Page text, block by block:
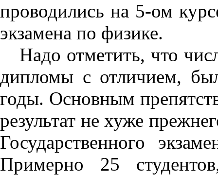
проводились на 5-ом
экзамена по физике.
Надо отметить, что
дипломы с отличием,
годы. Основным
результат не хуже
Государственного
Примерно 25